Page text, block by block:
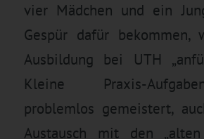
vier Mädchen und ein
Gespür dafür bekommen,
Ausbildung bei UTH
Kleine Praxis-
problemlos gemeistert,
Austausch mit den „alten